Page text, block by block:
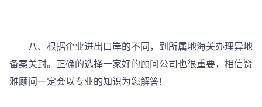
八、根据企业进出口岸的不同，到所属地海关办理异地
备案关封。正确的选择一家好的顾问公司也很重要，相信赞
雅顾问一定会以专业的知识为您解答!